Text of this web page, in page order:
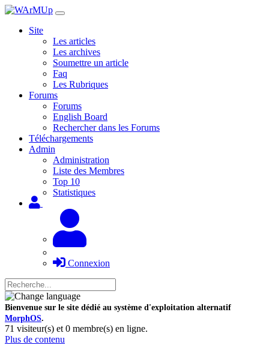
Site
Les articles
Les archives
Soumettre un article
Faq
Les Rubriques
Forums
Forums
English Board
Rechercher dans les Forums
Téléchargements
Admin
Administration
Liste des Membres
Top 10
Statistiques
Connexion
Bienvenue sur le site dédié au système d'exploitation alternatif
MorphOS.
71 visiteur(s) et 0 membre(s) en ligne.
Plus de contenu